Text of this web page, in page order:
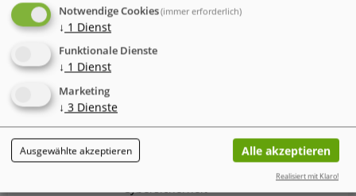
entscheidend sind
Der "Annual AI Security Report 2026"
von Check Point dokumentiert einen
Notwendige Cookies(immer erforderlich)
↓ 1 Dienst
Funktionale Dienste
↓ 1 Dienst
Marketing
↓ 3 Dienste
Ausgewählte akzeptieren Alle akzeptieren
Realisiert mit Klaro!